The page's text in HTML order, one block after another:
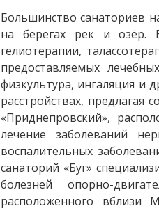
Большинство санаториев
на берегах рек и озёр.
гелиотерапии,
предоставляемых
физкультура, ингаляция и
расстройствах,
«Приднепровский»,
лечение заболеваний
воспалительных
санаторий «Буг»
болезней опорно-
расположенного вблизи